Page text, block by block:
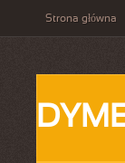
Strona główna